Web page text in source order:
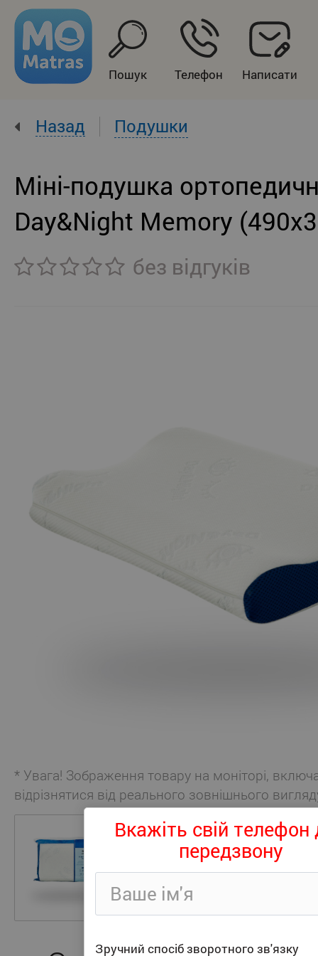
Пошук Телефон Написати
Назад Подушки
Міні-подушка
Day&Night Memory
без відгуків
* Увага! Зображення товару на моніторі,
відрізнятися від реального зовнішнього
Вкажіть свій телефон
передзвону
Зручний спосіб зворотного зв'язку